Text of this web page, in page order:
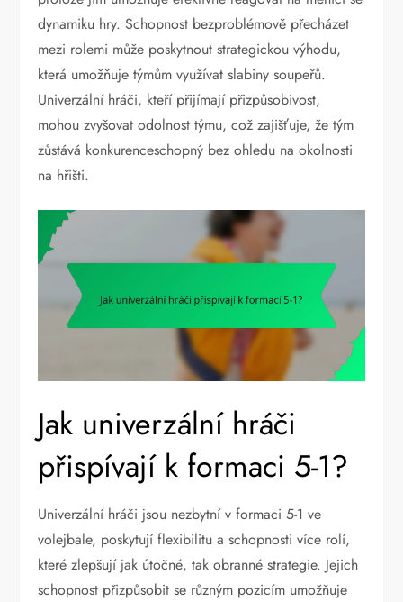
dynamiku hry. Schopnost bezproblémově přecházet
mezi rolemi může poskytnout strategickou výhodu,
která umožňuje týmům využívat slabiny soupeřů.
Univerzální hráči, kteří přijímají přizpůsobivost,
mohou zvyšovat odolnost týmu, což zajišťuje, že tým
zůstává konkurenceschopný bez ohledu na okolnosti
na hřišti.
Jak univerzální hráči
přispívají k formaci 5-1?
Univerzální hráči jsou nezbytní v formaci 5-1 ve
volejbale, poskytují flexibilitu a schopnosti více rolí,
které zlepšují jak útočné, tak obranné strategie. Jejich
schopnost přizpůsobit se různým pozicím umožňuje